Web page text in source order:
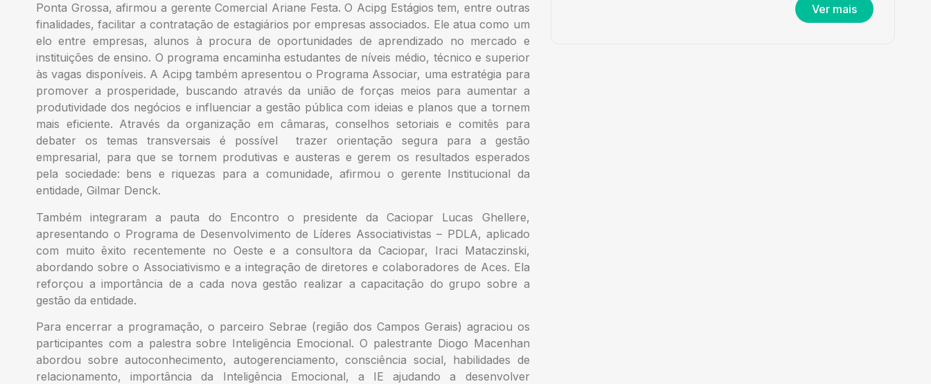
Ponta Grossa, afirmou a gerente Comercial Ariane Festa. O Acipg Estágios tem, entre outras
finalidades, facilitar a contratação de estagiários por empresas associados. Ele atua como um
elo entre empresas, alunos à procura de oportunidades de aprendizado no mercado e
instituições de ensino. O programa encaminha estudantes de níveis médio, técnico e superior
às vagas disponíveis. A Acipg também apresentou o Programa Associar, uma estratégia para
promover a prosperidade, buscando através da união de forças meios para aumentar a
produtividade dos negócios e influenciar a gestão pública com ideias e planos que a tornem
mais eficiente. Através da organização em câmaras, conselhos setoriais e comitês para
debater os temas transversais é possível trazer orientação segura para a gestão
empresarial, para que se tornem produtivas e austeras e gerem os resultados esperados
pela sociedade: bens e riquezas para a comunidade, afirmou o gerente Institucional da
entidade, Gilmar Denck.
Também integraram a pauta do Encontro o presidente da Caciopar Lucas Ghellere,
apresentando o Programa de Desenvolvimento de Líderes Associativistas – PDLA, aplicado
com muito êxito recentemente no Oeste e a consultora da Caciopar, Iraci Mataczinski,
abordando sobre o Associativismo e a integração de diretores e colaboradores de Aces. Ela
reforçou a importância de a cada nova gestão realizar a capacitação do grupo sobre a
gestão da entidade.
Para encerrar a programação, o parceiro Sebrae (região dos Campos Gerais) agraciou os
participantes com a palestra sobre Inteligência Emocional. O palestrante Diogo Macenhan
abordou sobre autoconhecimento, autogerenciamento, consciência social, habilidades de
relacionamento, importância da Inteligência Emocional, a IE ajudando a desenvolver
Ver mais